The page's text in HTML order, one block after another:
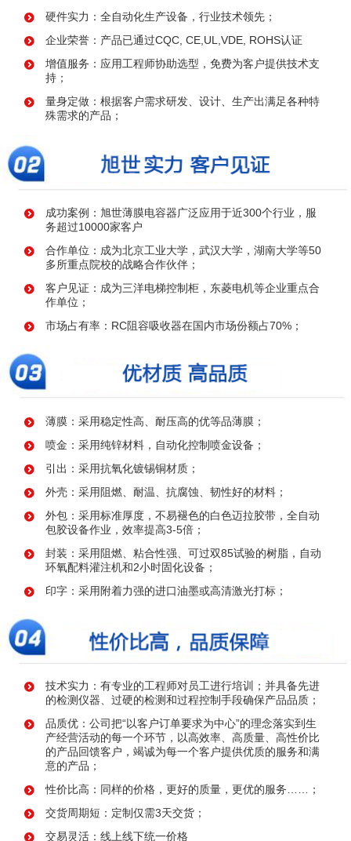
硬件实力：全自动化生产设备，行业技术领先；
企业荣誉：产品已通过CQC, CE,UL,VDE, ROHS认证
增值服务：应用工程师协助选型，免费为客户提供技术支
持；
量身定做：根据客户需求研发、设计、生产出满足各种特
殊需求的产品；
成功案例：旭世薄膜电容器广泛应用于近300个行业，服
务超过10000家客户
合作单位：成为北京工业大学，武汉大学，湖南大学等50
多所重点院校的战略合作伙伴；
客户见证：成为三洋电梯控制柜，东菱电机等企业重点合
作单位；
市场占有率：RC阻容吸收器在国内市场份额占70%；
薄膜：采用稳定性高、耐压高的优等品薄膜；
喷金：采用纯锌材料，自动化控制喷金设备；
引出：采用抗氧化镀锡铜材质；
外壳：采用阻燃、耐温、抗腐蚀、韧性好的材料；
外包：采用标准厚度，不易褪色的白色迈拉胶带，全自动
包胶设备作业，效率提高3-5倍；
封装：采用阻燃、粘合性强、可过双85试验的树脂，自动
环氧配料灌注机和2小时固化设备；
印字：采用附着力强的进口油墨或高清激光打标；
技术实力：有专业的工程师对员工进行培训；并具备先进
的检测仪器、过硬的检测和过程控制手段确保产品品质；
品质优：公司把“以客户订单要求为中心”的理念落实到生
产经营活动的每一个环节，以高效率、高质量、高性价比
的产品回馈客户，竭诚为每一个客户提供优质的服务和满
意的产品；
性价比高：同样的价格，更好的质量，更优的服务……；
交货周期短：定制仅需3天交货；
交易灵活：线上线下统一价格